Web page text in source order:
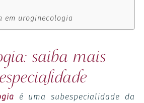
em uroginecologia
saiba mais
é uma subespecialidade da